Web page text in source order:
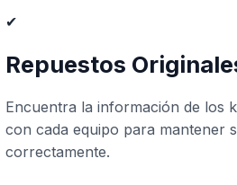
✔
Repuestos
Encuentra la información de los
con cada equipo para mantener
correctamente.